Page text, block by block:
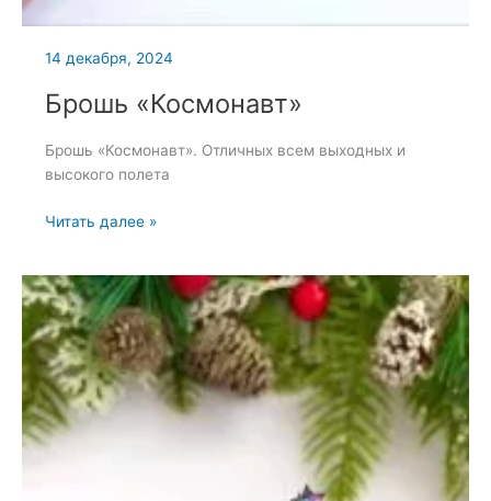
14 декабря, 2024
Брошь «Космонавт»
Брошь «Космонавт». Отличных всем выходных и
высокого полета
Брошь
Читать далее »